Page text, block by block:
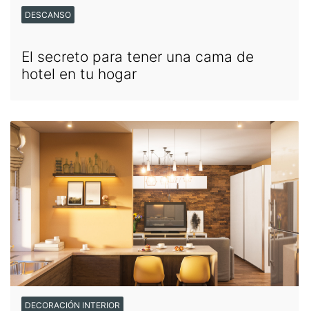
DESCANSO
El secreto para tener una cama de
hotel en tu hogar
DECORACIÓN INTERIOR